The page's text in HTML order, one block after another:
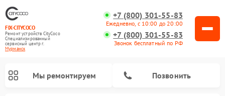
FIX-CITYCOCO
Ремонт устройств CityCoco
Специализированный
cервисный центр г.
Мурманск
+7 (800) 301-55-83
Ежедневно, с 10:00 до 20:00
+7 (800) 301-55-83
Звонок бесплатный по РФ
Мы ремонтируем Позвонить